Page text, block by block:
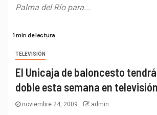
Palma del Río para...
1 min de lectura
TELEVISIÓN
El Unicaja de baloncesto
doble esta semana en televisión
noviembre 24, 2009 admin